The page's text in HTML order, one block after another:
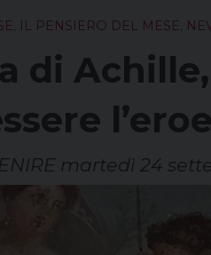
IL PENSIERO DEL MESE
di
martedì 24